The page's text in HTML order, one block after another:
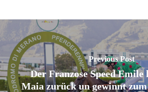
Previous Post
Der Franzose Speed Emile
Maia zurück un gewinnt